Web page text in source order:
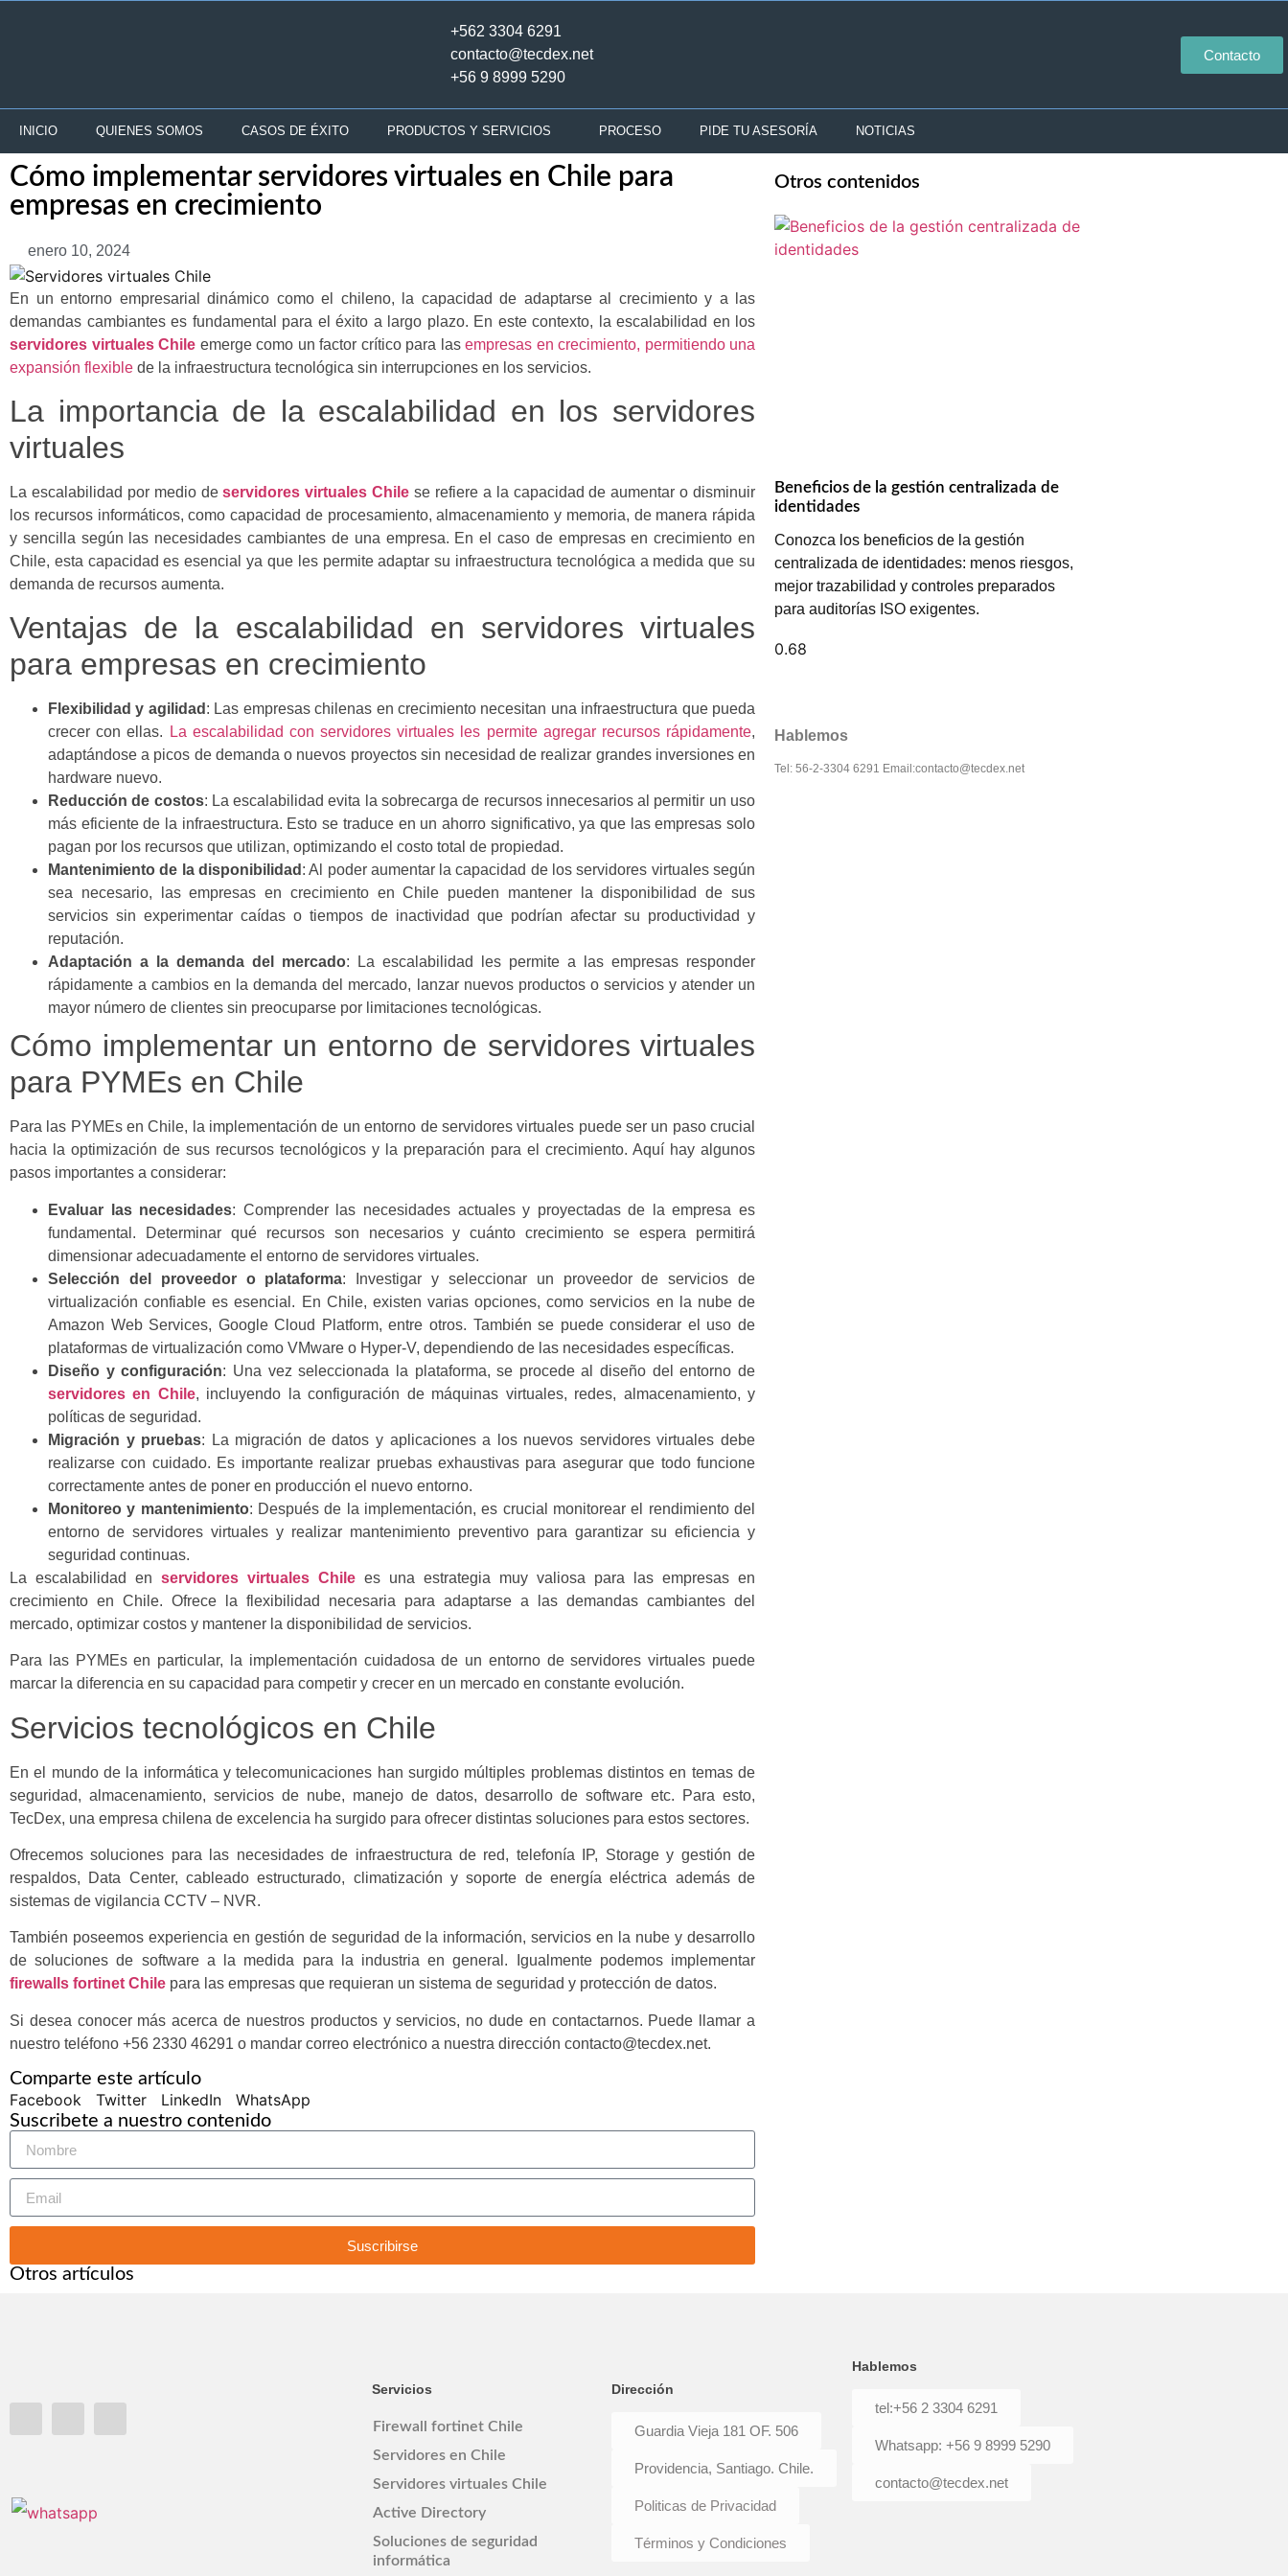
+562 3304 6291
contacto@tecdex.net
+56 9 8999 5290
Contacto
INICIO QUIENES SOMOS CASOS DE ÉXITO PRODUCTOS Y SERVICIOS PROCESO PIDE TU ASESORÍA NOTICIAS
Cómo implementar servidores virtuales en Chile para
empresas en crecimiento
enero 10, 2024
En un entorno empresarial dinámico como el chileno, la capacidad de adaptarse al crecimiento y a las
demandas cambiantes es fundamental para el éxito a largo plazo. En este contexto, la escalabilidad en los
servidores virtuales Chile emerge como un factor crítico para las empresas en crecimiento, permitiendo una
expansión flexible de la infraestructura tecnológica sin interrupciones en los servicios.
La importancia de la escalabilidad en los servidores
virtuales
La escalabilidad por medio deservidores virtuales Chile se refiere a la capacidad de aumentar o disminuir
los recursos informáticos, como capacidad de procesamiento, almacenamiento y memoria, de manera rápida
y sencilla según las necesidades cambiantes de una empresa. En el caso de empresas en crecimiento en
Chile, esta capacidad es esencial ya que les permite adaptar su infraestructura tecnológica a medida que su
demanda de recursos aumenta.
Ventajas de la escalabilidad en servidores virtuales
para empresas en crecimiento
Flexibilidad y agilidad : Las empresas chilenas en crecimiento necesitan una infraestructura que pueda
crecer con ellas. La escalabilidad con servidores virtuales les permite agregar recursos rápidamente,
adaptándose a picos de demanda o nuevos proyectos sin necesidad de realizar grandes inversiones en
hardware nuevo.
Reducción de costos: La escalabilidad evita la sobrecarga de recursos innecesarios al permitir un uso
más eficiente de la infraestructura. Esto se traduce en un ahorro significativo, ya que las empresas solo
pagan por los recursos que utilizan, optimizando el costo total de propiedad.
Mantenimiento de la disponibilidad : Al poder aumentar la capacidad de los servidores virtuales según
sea necesario, las empresas en crecimiento en Chile pueden mantener la disponibilidad de sus
servicios sin experimentar caídas o tiempos de inactividad que podrían afectar su productividad y
reputación.
Adaptación a la demanda del mercado: La escalabilidad les permite a las empresas responder
rápidamente a cambios en la demanda del mercado, lanzar nuevos productos o servicios y atender un
mayor número de clientes sin preocuparse por limitaciones tecnológicas.
Cómo implementar un entorno de servidores virtuales
para PYMEs en Chile
Para las PYMEs en Chile, la implementación de un entorno de servidores virtuales puede ser un paso crucial
hacia la optimización de sus recursos tecnológicos y la preparación para el crecimiento. Aquí hay algunos
pasos importantes a considerar:
Evaluar las necesidades: Comprender las necesidades actuales y proyectadas de la empresa es
fundamental. Determinar qué recursos son necesarios y cuánto crecimiento se espera permitirá
dimensionar adecuadamente el entorno de servidores virtuales.
Selección del proveedor o plataforma: Investigar y seleccionar un proveedor de servicios de
virtualización confiable es esencial. En Chile, existen varias opciones, como servicios en la nube de
Amazon Web Services, Google Cloud Platform, entre otros. También se puede considerar el uso de
plataformas de virtualización como VMware o Hyper-V, dependiendo de las necesidades específicas.
Diseño y configuración: Una vez seleccionada la plataforma, se procede al diseño del entorno de
servidores en Chile, incluyendo la configuración de máquinas virtuales, redes, almacenamiento, y
políticas de seguridad.
Migración y pruebas: La migración de datos y aplicaciones a los nuevos servidores virtuales debe
realizarse con cuidado. Es importante realizar pruebas exhaustivas para asegurar que todo funcione
correctamente antes de poner en producción el nuevo entorno.
Monitoreo y mantenimiento: Después de la implementación, es crucial monitorear el rendimiento del
entorno de servidores virtuales y realizar mantenimiento preventivo para garantizar su eficiencia y
seguridad continuas.
La escalabilidad en servidores virtuales Chile es una estrategia muy valiosa para las empresas en
crecimiento en Chile. Ofrece la flexibilidad necesaria para adaptarse a las demandas cambiantes del
mercado, optimizar costos y mantener la disponibilidad de servicios.
Para las PYMEs en particular, la implementación cuidadosa de un entorno de servidores virtuales puede
marcar la diferencia en su capacidad para competir y crecer en un mercado en constante evolución.
Servicios tecnológicos en Chile
En el mundo de la informática y telecomunicaciones han surgido múltiples problemas distintos en temas de
seguridad, almacenamiento, servicios de nube, manejo de datos, desarrollo de software etc. Para esto,
TecDex, una empresa chilena de excelencia ha surgido para ofrecer distintas soluciones para estos sectores.
Ofrecemos soluciones para las necesidades de infraestructura de red, telefonía IP, Storage y gestión de
respaldos, Data Center, cableado estructurado, climatización y soporte de energía eléctrica además de
sistemas de vigilancia CCTV – NVR.
También poseemos experiencia en gestión de seguridad de la información, servicios en la nube y desarrollo
de soluciones de software a la medida para la industria en general. Igualmente podemos implementar
firewalls fortinet Chile para las empresas que requieran un sistema de seguridad y protección de datos.
Si desea conocer más acerca de nuestros productos y servicios, no dude en contactarnos. Puede llamar a
nuestro teléfono +56 2330 46291 o mandar correo electrónico a nuestra dirección contacto@tecdex.net.
Comparte este artículo
Facebook
Twitter LinkedIn
WhatsApp
Suscribete a nuestro contenido
Suscribirse
Otros artículos
Otros contenidos
Beneficios de la gestión centralizada de
identidades
Conozca los beneficios de la gestión
centralizada de identidades: menos riesgos,
mejor trazabilidad y controles preparados
para auditorías ISO exigentes.
Hablemos
Tel: 56-2-3304 6291 Email:contacto@tecdex.net
Servicios
Firewall fortinet Chile
Servidores en Chile
Servidores virtuales Chile
Active Directory
Soluciones de seguridad
informática
Dirección
Guardia Vieja 181 OF. 506
Providencia, Santiago. Chile.
Politicas de Privacidad
Términos y Condiciones
Hablemos
tel:+56 2 3304 6291
Whatsapp: +56 9 8999 5290
contacto@tecdex.net